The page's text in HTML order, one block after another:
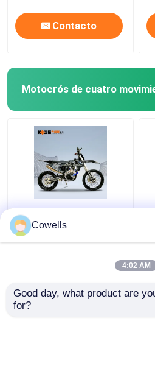
Euro 4 motocicletas
Contacto
Motocrós de cuatro
Bici de rastro del
movimiento del OEM
KTM 4 de Kews Cbs300
Cowells
4:02 AM
Good day, what product are
for?